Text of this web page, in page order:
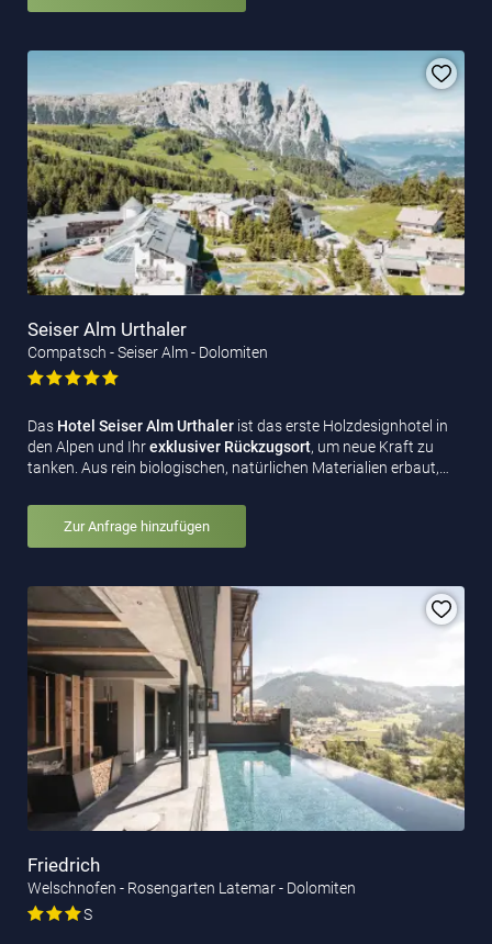
Seiser Alm Urthaler
Compatsch - Seiser Alm - Dolomiten
Das Hotel Seiser Alm Urthaler ist das erste Holzdesignhotel in
den Alpen und Ihrexklusiver Rückzugsort, um neue Kraft zu
tanken. Aus rein biologischen, natürlichen Materialien erbaut,…
Zur Anfrage hinzufügen
Friedrich
Welschnofen - Rosengarten Latemar - Dolomiten
S